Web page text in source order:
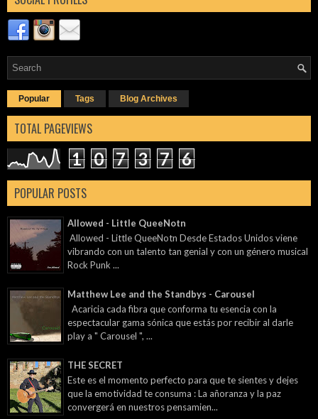
Popular Tags Blog Archives
TOTAL PAGEVIEWS
1 0 7 3 7 6
POPULAR POSTS
Allowed - Little QueeNotn
Allowed - Little QueeNotn Desde Estados Unidos viene
vibrando con un talento tan genial y con un género musical
Rock Punk ...
Matthew Lee and the Standbys - Carousel
Acaricia cada fibra que conforma tu esencia con la
espectacular gama sónica que estás por recibir al darle
play a " Carousel ", ...
THE SECRET
Este es el momento perfecto para que te sientes y dejes
que la emotividad te consuma : La añoranza y la paz
convergerá en nuestros pensamien...